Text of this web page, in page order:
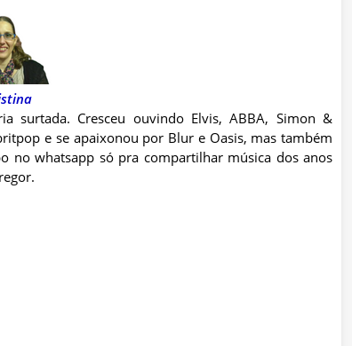
surtada. Cresceu ouvindo Elvis, ABBA, Simon &
e se apaixonou por Blur e Oasis, mas também
no whatsapp só pra compartilhar música dos anos